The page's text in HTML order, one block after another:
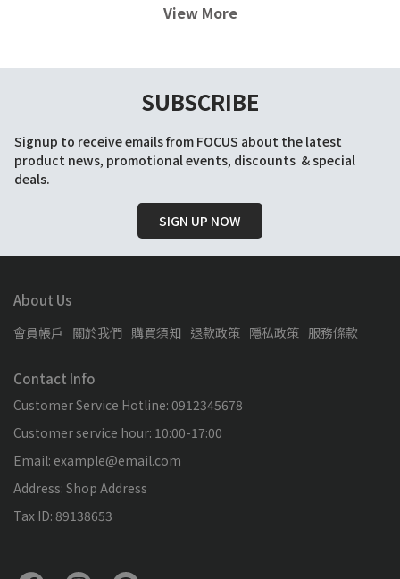
View More
SUBSCRIBE
Signup to receive emails from FOCUS about the latest
product news, promotional events, discounts  & special
deals.
SIGN UP NOW
About Us
會員帳戶 關於我們 購買須知 退款政策 隱私政策 服務條款
Contact Info
Customer Service Hotline: 0912345678
Customer service hour: 10:00-17:00
Email: example@email.com
Address: Shop Address
Tax ID: 89138653